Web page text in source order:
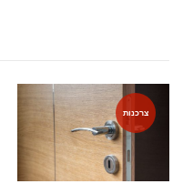
צרכנות